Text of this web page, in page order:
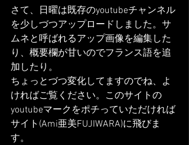
さて、日曜は既存のyoutubeチャンネル
を少しづつアップロードしました。サ
ムネと呼ばれるアップ画像を編集した
り、概要欄が甘いのでフランス語を追
加したり。
ちょっとづつ変化してますのでね、よ
ければご覧ください。このサイトの
youtubeマークをポチっていただければ
サイト(Ami亜美FUJIWARA)に飛びま
す。